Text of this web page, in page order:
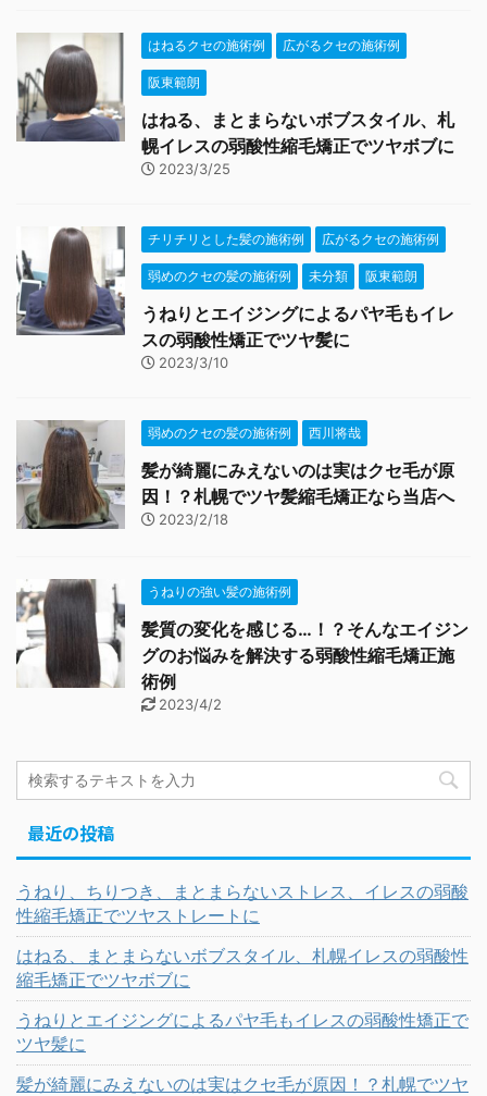
はねるクセの施術例 広がるクセの施術例
阪東範朗
はねる、まとまらないボブスタイル、札
幌イレスの弱酸性縮毛矯正でツヤボブに
2023/3/25
チリチリとした髪の施術例 広がるクセの施術例
弱めのクセの髪の施術例 未分類 阪東範朗
うねりとエイジングによるパヤ毛もイレ
スの弱酸性矯正でツヤ髪に
2023/3/10
弱めのクセの髪の施術例 西川将哉
髪が綺麗にみえないのは実はクセ毛が原
因！？札幌でツヤ髪縮毛矯正なら当店へ
2023/2/18
うねりの強い髪の施術例
髪質の変化を感じる…！？そんなエイジン
グのお悩みを解決する弱酸性縮毛矯正施
術例
2023/4/2
最近の投稿
うねり、ちりつき、まとまらないストレス、イレスの弱酸
性縮毛矯正でツヤストレートに
はねる、まとまらないボブスタイル、札幌イレスの弱酸性
縮毛矯正でツヤボブに
うねりとエイジングによるパヤ毛もイレスの弱酸性矯正で
ツヤ髪に
髪が綺麗にみえないのは実はクセ毛が原因！？札幌でツヤ